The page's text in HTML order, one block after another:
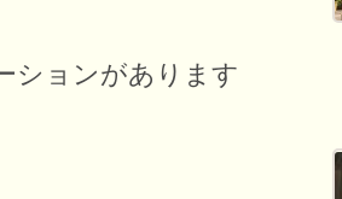
ションがあります